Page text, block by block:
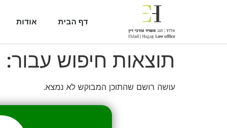
דף הבית אודות
תוצאות חיפוש עבור:
עושה רושם שהתוכן המבוקש לא נמצא.